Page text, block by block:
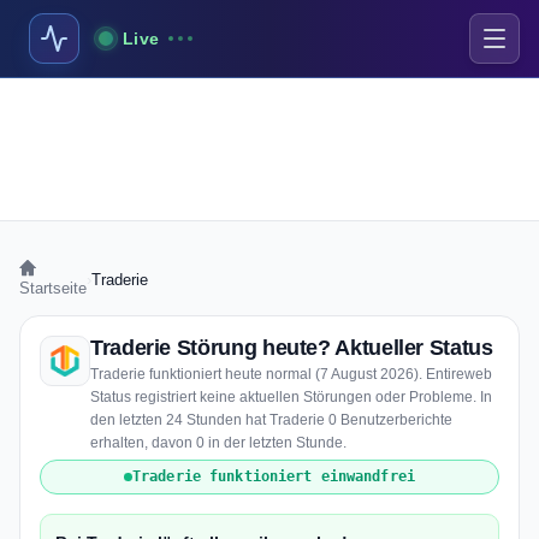
Live
Startseite Traderie
Traderie Störung heute? Aktueller Status
Traderie funktioniert heute normal (7 August 2026). Entireweb
Status registriert keine aktuellen Störungen oder Probleme. In
den letzten 24 Stunden hat Traderie 0 Benutzerberichte
erhalten, davon 0 in der letzten Stunde.
Traderie funktioniert einwandfrei